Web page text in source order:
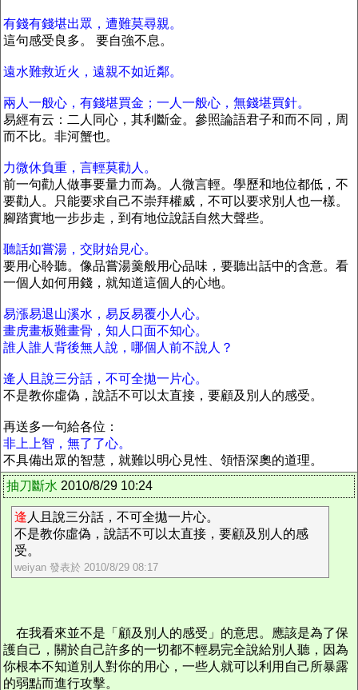
有錢有錢堪出眾，遭難莫尋親。
這句感受良多。 要自強不息。
遠水難救近火，遠親不如近鄰。
兩人一般心，有錢堪買金；一人一般心，無錢堪買針。
易經有云：二人同心，其利斷金。參照論語君子和而不同，周
而不比。非河蟹也。
力微休負重，言輕莫勸人。
前一句勸人做事要量力而為。人微言輕。學歷和地位都低，不
要勸人。只能要求自己不崇拜權威，不可以要求別人也一樣。
腳踏實地一步步走，到有地位說話自然大聲些。
聽話如嘗湯，交財始見心。
要用心聆聽。像品嘗湯羹般用心品味，要聽出話中的含意。看
一個人如何用錢，就知道這個人的心地。
易漲易退山溪水，易反易覆小人心。
畫虎畫板難畫骨，知人口面不知心。
誰人誰人背後無人說，哪個人前不說人？
逄人且說三分話，不可全拋一片心。
不是教你虛偽，說話不可以太直接，要顧及別人的感受。
再送多一句給各位：
非上上智，無了了心。
不具備出眾的智慧，就難以明心見性、領悟深奧的道理。
抽刀斷水 2010/8/29 10:24
逢 人且說三分話，不可全拋一片心。
不是教你虛偽，說話不可以太直接，要顧及別人的感
受。
weiyan 發表於 2010/8/29 08:17
在我看來並不是「顧及別人的感受」的意思。應該是為了保
護自己，關於自己許多的一切都不輕易完全說給別人聽，因為
你根本不知道別人對你的用心，一些人就可以利用自己所暴露
的弱點而進行攻擊。